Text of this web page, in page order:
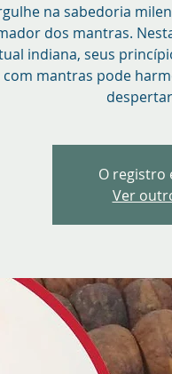
na sabedoria
dos mantras.
indiana, seus
mantras pode
O registro
Ver